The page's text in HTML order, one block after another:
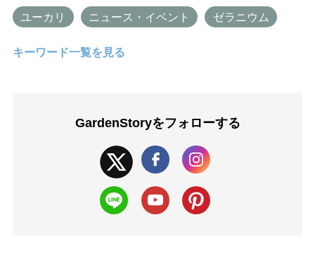
ユーカリ ニュース・イベント ゼラニウム
キーワード一覧を見る
GardenStoryをフォローする